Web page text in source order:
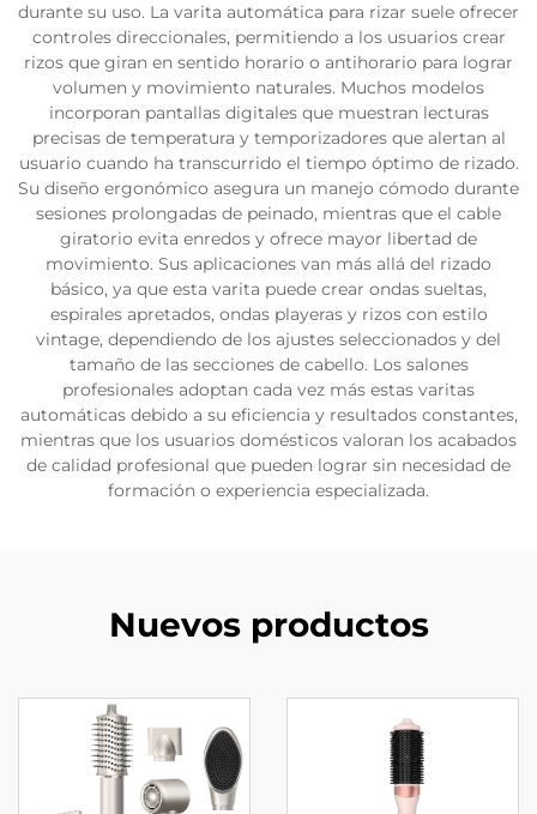
durante su uso. La varita automática para rizar suele ofrecer
controles direccionales, permitiendo a los usuarios crear
rizos que giran en sentido horario o antihorario para lograr
volumen y movimiento naturales. Muchos modelos
incorporan pantallas digitales que muestran lecturas
precisas de temperatura y temporizadores que alertan al
usuario cuando ha transcurrido el tiempo óptimo de rizado.
Su diseño ergonómico asegura un manejo cómodo durante
sesiones prolongadas de peinado, mientras que el cable
giratorio evita enredos y ofrece mayor libertad de
movimiento. Sus aplicaciones van más allá del rizado
básico, ya que esta varita puede crear ondas sueltas,
espirales apretados, ondas playeras y rizos con estilo
vintage, dependiendo de los ajustes seleccionados y del
tamaño de las secciones de cabello. Los salones
profesionales adoptan cada vez más estas varitas
automáticas debido a su eficiencia y resultados constantes,
mientras que los usuarios domésticos valoran los acabados
de calidad profesional que pueden lograr sin necesidad de
formación o experiencia especializada.
Nuevos productos